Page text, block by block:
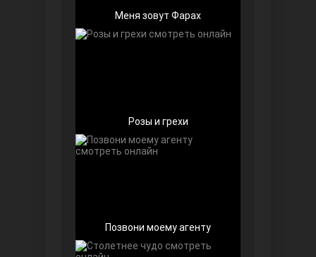
Далекий город
Меня зовут Фарах
Розы и грехи
Позвони моему агенту